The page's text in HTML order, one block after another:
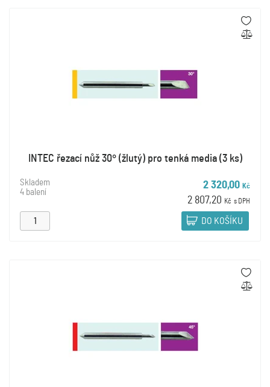
INTEC řezací nůž 30° (žlutý) pro tenká media (3 ks)
Skladem
4 balení
2 320,00 Kč
2 807,20 Kč s DPH
DO KOŠÍKU